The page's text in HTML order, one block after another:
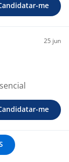
me
25 jun
me